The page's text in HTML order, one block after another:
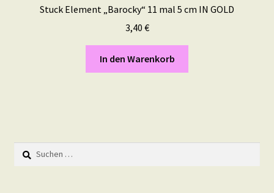
Stuck Element „Barocky“ 11 mal 5 cm IN GOLD
3,40 €
In den Warenkorb
Suchen
nach: